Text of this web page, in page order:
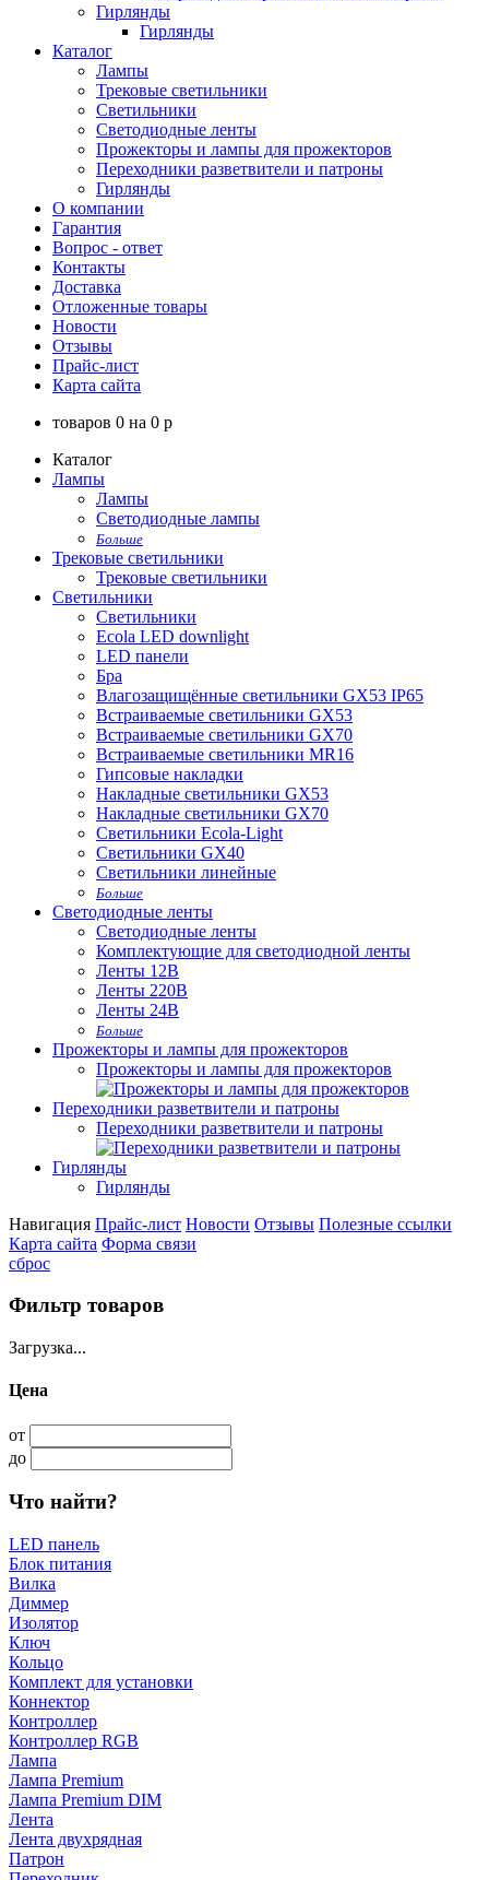
Гирлянды
Гирлянды
Каталог
Лампы
Трековые светильники
Светильники
Светодиодные ленты
Прожекторы и лампы для прожекторов
Переходники разветвители и патроны
Гирлянды
О компании
Гарантия
Вопрос - ответ
Контакты
Доставка
Отложенные товары
Новости
Отзывы
Прайс-лист
Карта сайта
товаров 0 на 0 p
Каталог
Лампы
Лампы
Светодиодные лампы
Больше
Трековые светильники
Трековые светильники
Светильники
Светильники
Ecola LED downlight
LED панели
Бра
Влагозащищённые светильники GX53 IP65
Встраиваемые светильники GX53
Встраиваемые светильники GX70
Встраиваемые светильники MR16
Гипсовые накладки
Накладные светильники GX53
Накладные светильники GX70
Светильники Ecola-Light
Светильники GX40
Светильники линейные
Больше
Светодиодные ленты
Светодиодные ленты
Комплектующие для светодиодной ленты
Ленты 12В
Ленты 220В
Ленты 24В
Больше
Прожекторы и лампы для прожекторов
Прожекторы и лампы для прожекторов
Переходники разветвители и патроны
Переходники разветвители и патроны
Гирлянды
Гирлянды
Навигация Прайс-лист Новости Отзывы Полезные ссылки
Карта сайта Форма связи
сброс
Фильтр товаров
Загрузка...
Цена
от
до
Что найти?
LED панель
Блок питания
Вилка
Диммер
Изолятор
Ключ
Кольцо
Комплект для установки
Коннектор
Контроллер
Контроллер RGB
Лампа
Лампа Premium
Лампа Premium DIM
Лента
Лента двухрядная
Патрон